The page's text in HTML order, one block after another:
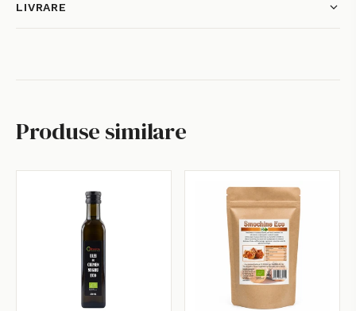
LIVRARE
Produse similare